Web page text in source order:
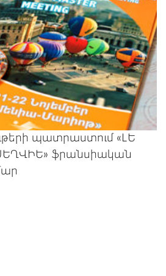
պատրաստում «ԼԵ
ֆրանսիական